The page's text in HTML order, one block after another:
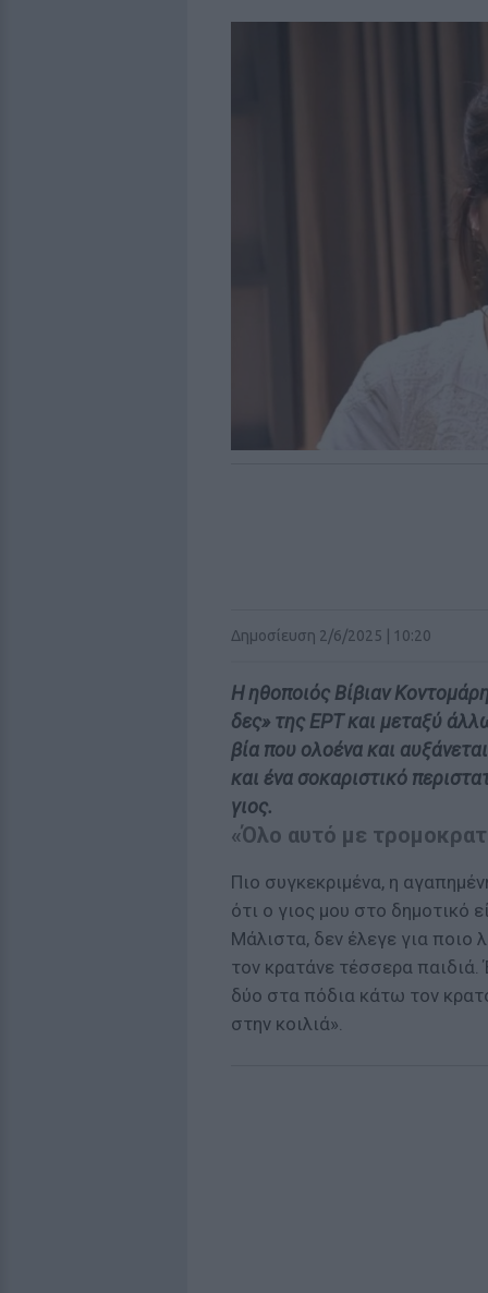
Δημοσίευση 2/6/2025 | 10:20
Η ηθοποιός Βίβιαν
δες» της ΕΡΤ και μεταξύ
βία που ολοένα και
και ένα σοκαριστικό
γιος.
«Όλο αυτό με
Πιο συγκεκριμένα, η
ότι ο γιος μου στο δημοτικό
Μάλιστα, δεν έλεγε για ποιο
τον κρατάνε τέσσερα παιδιά.
δύο στα πόδια κάτω τον
στην κοιλιά».